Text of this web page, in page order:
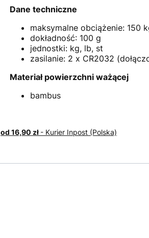
Dane techniczne
maksymalne obciążenie: 150
dokładność: 100 g
jednostki: kg, lb, st
zasilanie: 2 x CR2032
Materiał powierzchni ważącej
bambus
od 16,90 zł - Kurier Inpost (Polska)